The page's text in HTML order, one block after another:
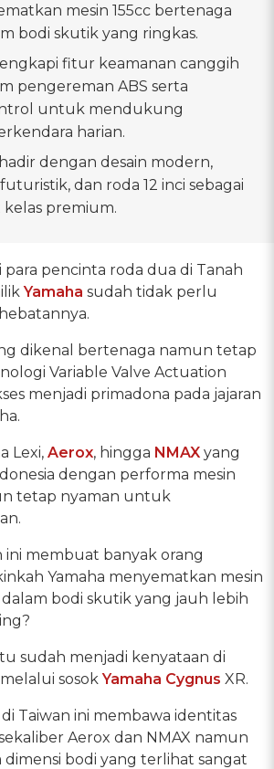
mesin 155cc bertenaga
bodi skutik yang ringkas.
fitur keamanan canggih
pengereman ABS serta
untuk mendukung
harian.
dengan desain modern,
dan roda 12 inci sebagai
premium.
para pencinta roda dua di Tanah
Yamaha sudah tidak perlu
dikenal bertenaga namun tetap
Variable Valve Actuation
menjadi primadona pada jajaran
Lexi, Aerox, hingga NMAX yang
dengan performa mesin
tetap nyaman untuk
ini membuat banyak orang
Yamaha menyematkan mesin
bodi skutik yang jauh lebih
sudah menjadi kenyataan di
sosokYamaha Cygnus XR.
Taiwan ini membawa identitas
Aerox dan NMAX namun
bodi yang terlihat sangat